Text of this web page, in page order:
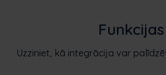
Funkcijas
Uzziniet, kā integrācija var